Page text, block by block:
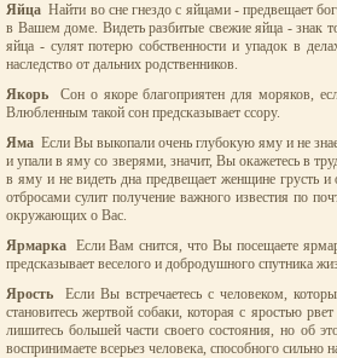
Яйца Найти во сне гнездо с яйцами - предвещает
в Вашем доме. Видеть разбитые свежие яйца - знак
яйца - сулят потерю собственности и упадок в
наследство от дальних родственников.
Якорь Сон о якоре благоприятен для моряков,
Влюбленным такой сон предсказывает ссору.
Яма Если Вы выкопали очень глубокую яму и не
и упали в яму со зверями, значит, Вы окажетесь в
в яму и не видеть дна предвещает женщине грусть
отбросами сулит получение важного известия по
окружающих о Вас.
Ярмарка Если Вам снится, что Вы посещаете
предсказывает веселого и добродушного спутника
Ярость Если Вы встречаетесь с человеком,
становитесь жертвой собаки, которая с яростью
лишитесь большей части своего состояния, но об
воспринимаете всерьез человека, способного сильно